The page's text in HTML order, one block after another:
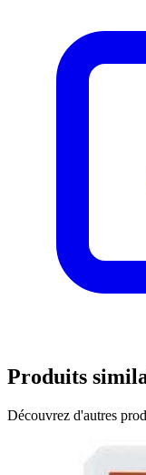
Produits
Découvrez d'autres